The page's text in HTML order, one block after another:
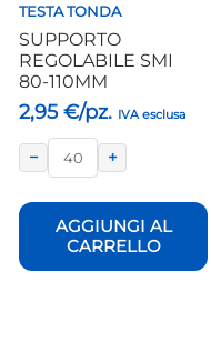
TESTA TONDA
SUPPORTO
REGOLABILE SMI
80-110MM
2,95€/pz. IVA esclusa
− +
AGGIUNGI AL
CARRELLO